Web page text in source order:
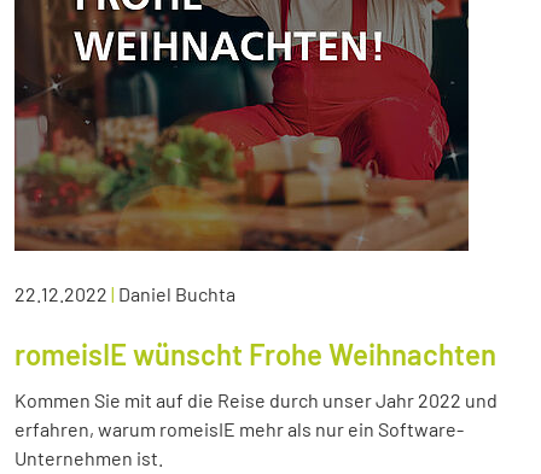
22.12.2022 | Daniel Buchta
romeisIE wünscht Frohe Weihnachten
Kommen Sie mit auf die Reise durch unser Jahr 2022 und
erfahren, warum romeisIE mehr als nur ein Software-
Unternehmen ist.